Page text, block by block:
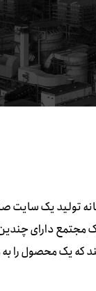
تولید یک
دارای چندین
که یک محصول را